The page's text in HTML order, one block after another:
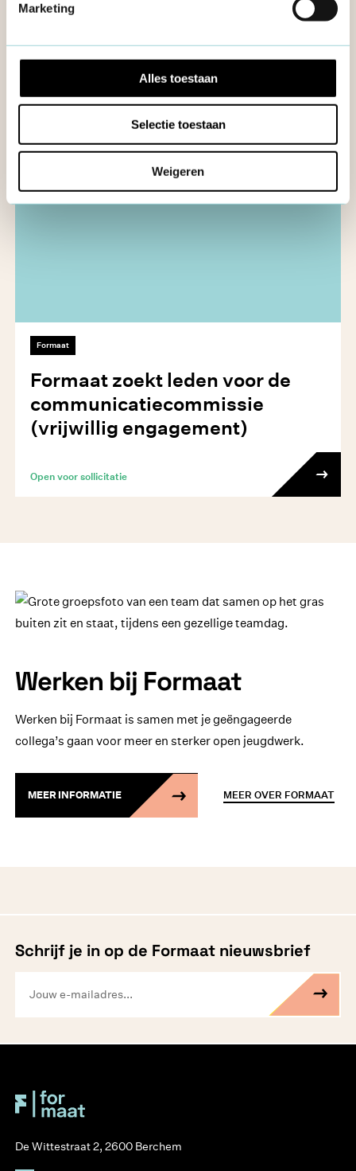
Marketing
Alles toestaan
Selectie toestaan
Weigeren
Formaat zoekt RaaTsleden
(vrijwillig engagement)
Formaat
Formaat zoekt leden voor de
com­mu­ni­ca­tie­com­mis­sie
(vrijwillig engagement)
Open voor sollicitatie
Werken bij Formaat
Werken bij Formaat is samen met je geëngageerde
collega’s gaan voor meer en sterker open jeugdwerk.
MEER INFORMATIE MEER OVER FORMAAT
Schrijf je in op de Formaat nieuwsbrief
De Wittestraat 2, 2600 Berchem